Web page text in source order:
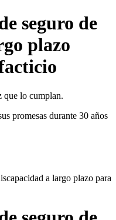
seguro de
plazo
que lo cumplan.
promesas durante 30 años
a largo plazo para